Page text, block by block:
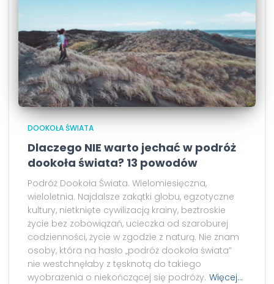
DOOKOŁA ŚWIATA
Dlaczego NIE warto jechać w podróż
dookoła świata? 13 powodów
Podróż Dookoła Świata. Wielomiesięczna,
wieloletnia. Najdalsze zakątki globu, egzotyczne
kultury, nietknięte cywilizacją krainy, beztroskie
życie bez zobowiązań, ucieczka od szaroburej
codzienności, życie w zgodzie z naturą. Nie znam
osoby, która na hasło „podróż dookoła świata”
nie westchnęłaby z tęsknotą do takiego
wyobrażenia o niekończącej się podróży. Więcej…